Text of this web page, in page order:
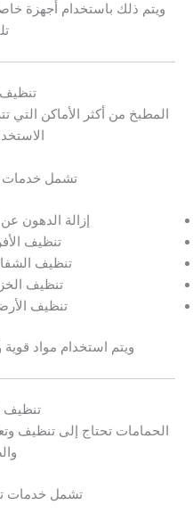
ويتم ذلك باستخدام أجهزة
المطبخ من أكثر الأماكن التي
تشمل خدمات
إزالة الدهون
تنظيف
تنظيف
تنظيف
تنظيف
ويتم استخدام مواد قوية
تنظيف
الحمامات تحتاج إلى تنظيف
تشمل خدمات